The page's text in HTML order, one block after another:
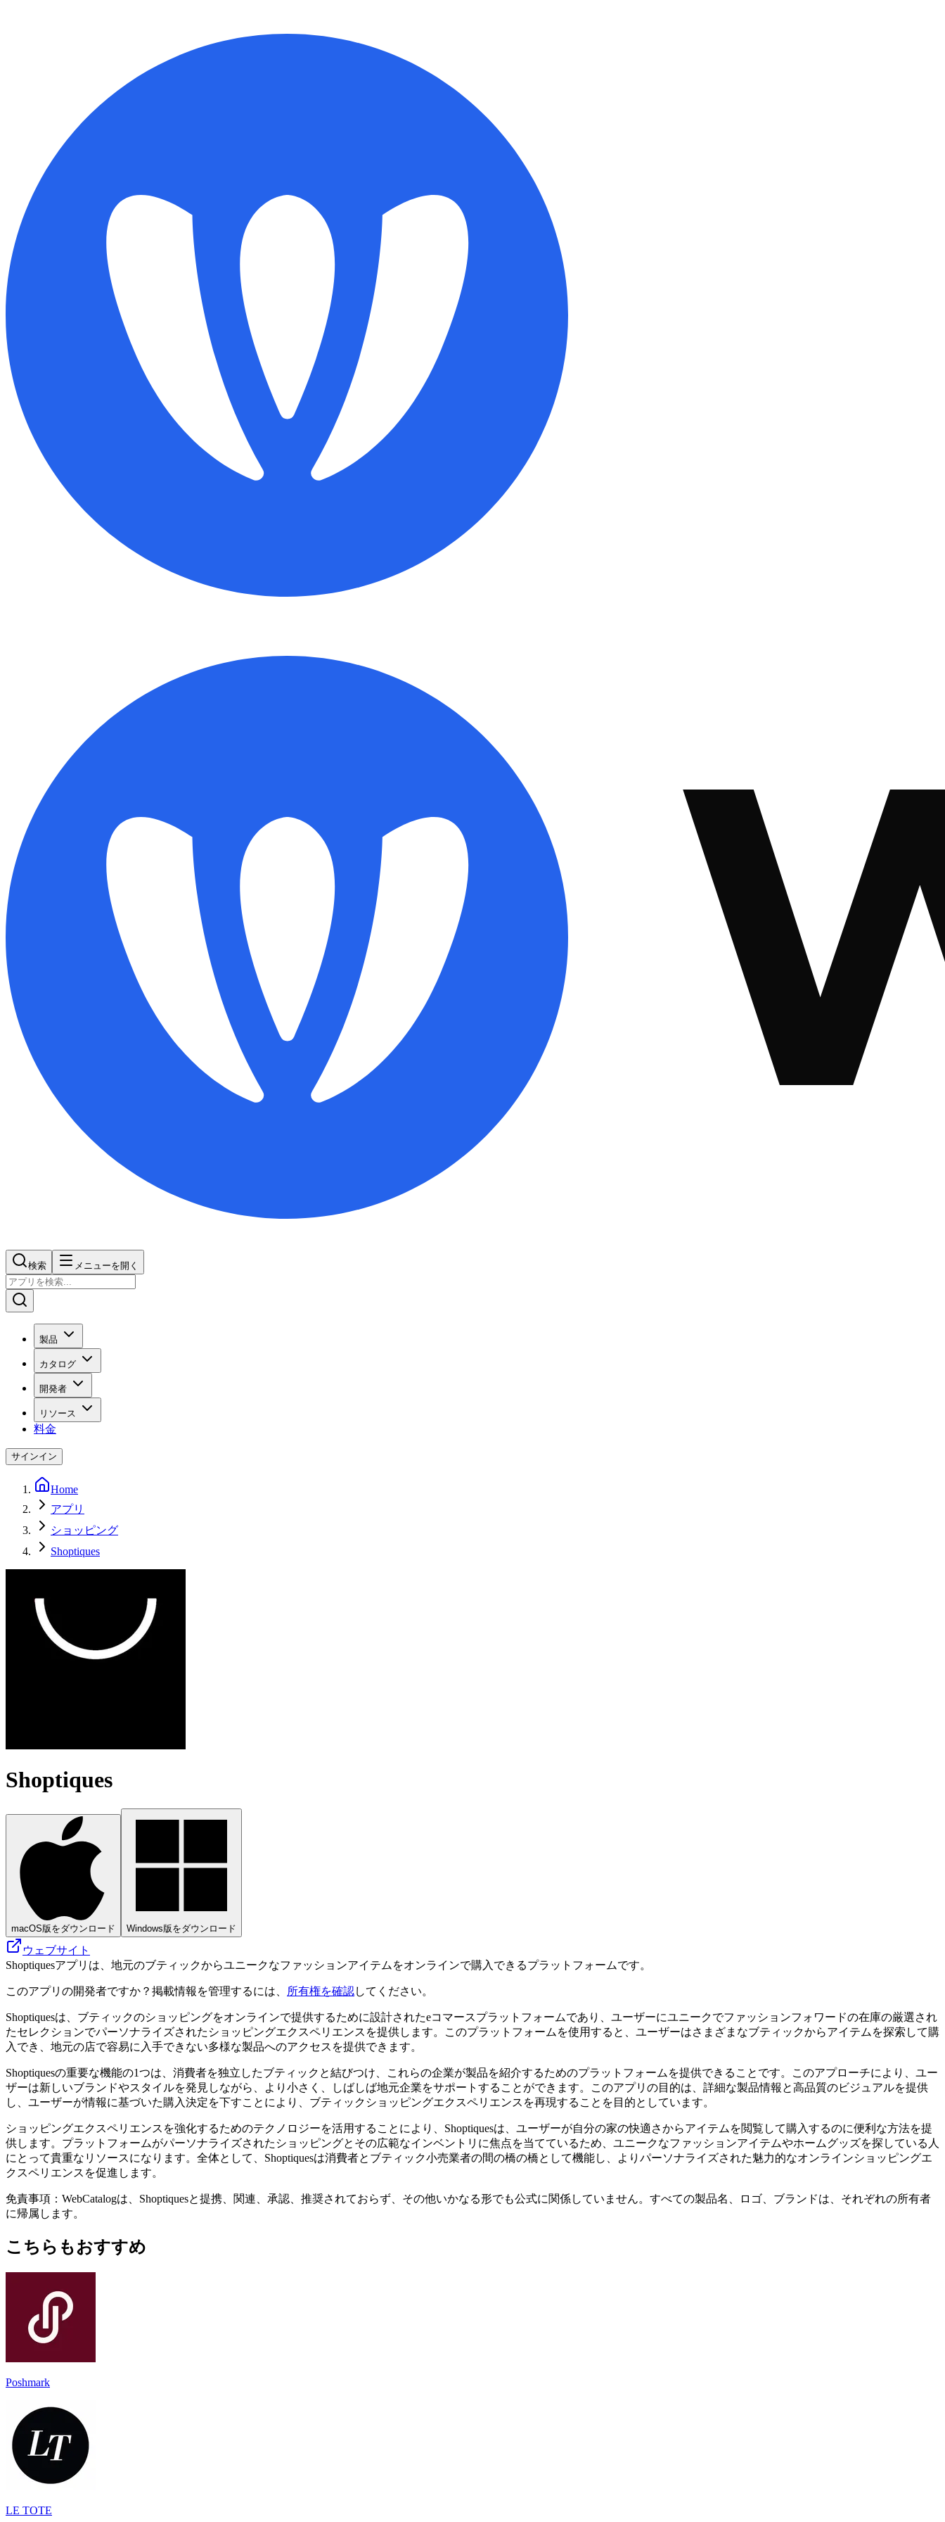
検索 メニューを開く
製品
カタログ
開発者
リソース
料金
サインイン
Home
アプリ
ショッピング
Shoptiques
Shoptiques
macOS版をダウンロード Windows版をダウンロード
ウェブサイト
Shoptiquesアプリは、地元のブティックからユニークなファッションアイテムをオンラインで購入できるプラットフォームです。
このアプリの開発者ですか？掲載情報を管理するには、 所有権を確認してください。
Shoptiquesは、ブティックのショッピングをオンラインで提供するために設計されたeコマースプラットフォームであり、ユーザーにユニークでファッションフォワードの在庫の厳選され
たセレクションでパーソナライズされたショッピングエクスペリエンスを提供します。このプラットフォームを使用すると、ユーザーはさまざまなブティックからアイテムを探索して購
入でき、地元の店で容易に入手できない多様な製品へのアクセスを提供できます。
Shoptiquesの重要な機能の1つは、消費者を独立したブティックと結びつけ、これらの企業が製品を紹介するためのプラットフォームを提供できることです。このアプローチにより、ユー
ザーは新しいブランドやスタイルを発見しながら、より小さく、しばしば地元企業をサポートすることができます。このアプリの目的は、詳細な製品情報と高品質のビジュアルを提供
し、ユーザーが情報に基づいた購入決定を下すことにより、ブティックショッピングエクスペリエンスを再現することを目的としています。
ショッピングエクスペリエンスを強化するためのテクノロジーを活用することにより、Shoptiquesは、ユーザーが自分の家の快適さからアイテムを閲覧して購入するのに便利な方法を提
供します。プラットフォームがパーソナライズされたショッピングとその広範なインベントリに焦点を当てているため、ユニークなファッションアイテムやホームグッズを探している人
にとって貴重なリソースになります。全体として、Shoptiquesは消費者とブティック小売業者の間の橋の橋として機能し、よりパーソナライズされた魅力的なオンラインショッピングエ
クスペリエンスを促進します。
免責事項：WebCatalogは、Shoptiquesと提携、関連、承認、推奨されておらず、その他いかなる形でも公式に関係していません。すべての製品名、ロゴ、ブランドは、それぞれの所有者
に帰属します。
こちらもおすすめ
Poshmark
LE TOTE